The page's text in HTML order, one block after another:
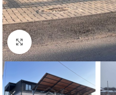
Нажмите, чтобы увеличить